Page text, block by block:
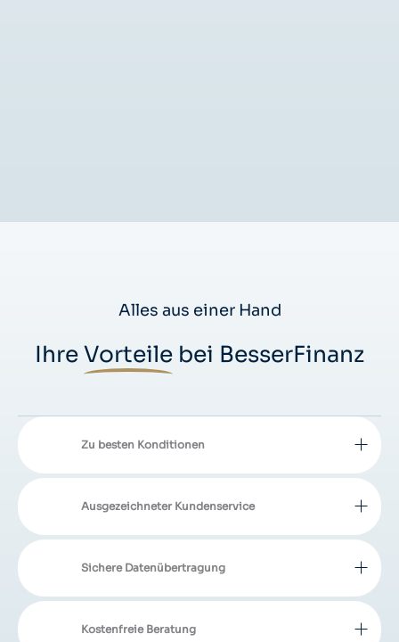
Alles aus einer Hand
IhreVorteile bei BesserFinanz
Zu besten Konditionen
Ausgezeichneter Kundenservice
Sichere Datenübertragung
Kostenfreie Beratung